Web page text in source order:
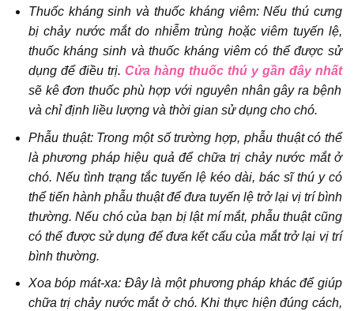
Thuốc kháng sinh và thuốc kháng viêm: Nếu thú cưng
bị chảy nước mắt do nhiễm trùng hoặc viêm tuyến lệ,
thuốc kháng sinh và thuốc kháng viêm có thể được sử
dụng để điều trị. Cửa hàng thuốc thú y gần đây nhất
sẽ kê đơn thuốc phù hợp với nguyên nhân gây ra bệnh
và chỉ định liều lượng và thời gian sử dụng cho chó.
Phẫu thuật: Trong một số trường hợp, phẫu thuật có thể
là phương pháp hiệu quả để chữa trị chảy nước mắt ở
chó. Nếu tình trạng tắc tuyến lệ kéo dài, bác sĩ thú y có
thể tiến hành phẫu thuật để đưa tuyến lệ trở lại vị trí bình
thường. Nếu chó của bạn bị lật mí mắt, phẫu thuật cũng
có thể được sử dụng để đưa kết cấu của mắt trở lại vị trí
bình thường.
Xoa bóp mát-xa: Đây là một phương pháp khác để giúp
chữa trị chảy nước mắt ở chó. Khi thực hiện đúng cách,